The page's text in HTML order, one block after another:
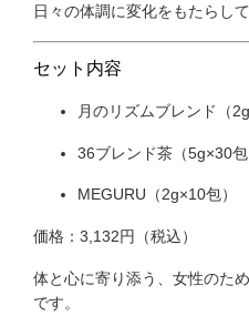
日々の体調に変化をもたらし
セット内容
月のリズムブレンド（
36ブレンド茶（5g×30包
MEGURU（2g×10包）
価格：3,132円（税込）
体と心に寄り添う、女性のた
です。